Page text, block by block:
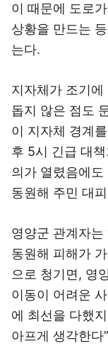
이 때문에 도로
상황을 만드는
는다.
지자체가 조기
돕지 않은 점도
이 지자체 경계
후 5시 긴급 대
의가 열렸음에
동원해 주민 대
영양군 관계자
동원해 피해가
으로 청기면, 영
이동이 어려운
에 최선을 다했
아프게 생각한다